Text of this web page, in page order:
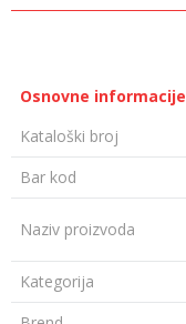
Osnovne informacije
Kataloški broj
Bar kod
Naziv proizvoda
Kategorija